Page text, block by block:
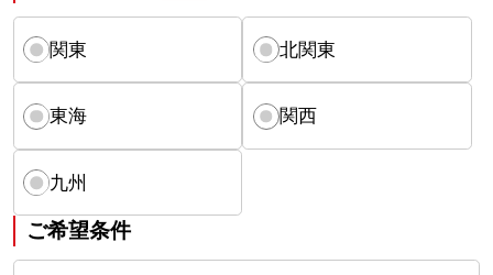
関東 北関東
東海 関西
九州
ご希望条件